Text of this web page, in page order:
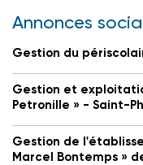
Annonces
Gestion du
Gestion et
Petronille » - Saint-
Gestion de
Marcel Bontemps »